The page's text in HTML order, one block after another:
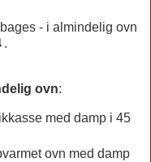
- i almindelig ovn
ovn:
med damp i 45
ovn med damp